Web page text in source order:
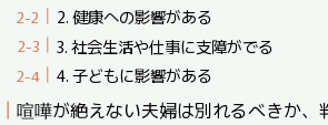
2. 健康への影響がある
3. 社会生活や仕事に支障がでる
4. 子どもに影響がある
喧嘩が絶えない夫婦は別れるべきか、